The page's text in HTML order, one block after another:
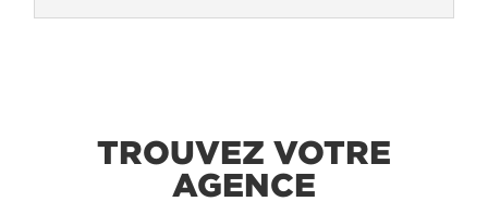
TROUVEZ VOTRE
AGENCE